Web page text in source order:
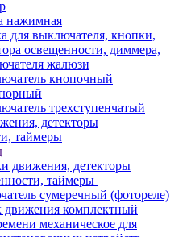
нажимная
для выключателя, кнопки,
освещенности, диммера,
жалюзи
кнопочный
трехступенчатый
детекторы
таймеры
движения, детекторы
таймеры
сумеречный (фотореле)
движения комплектный
механическое для